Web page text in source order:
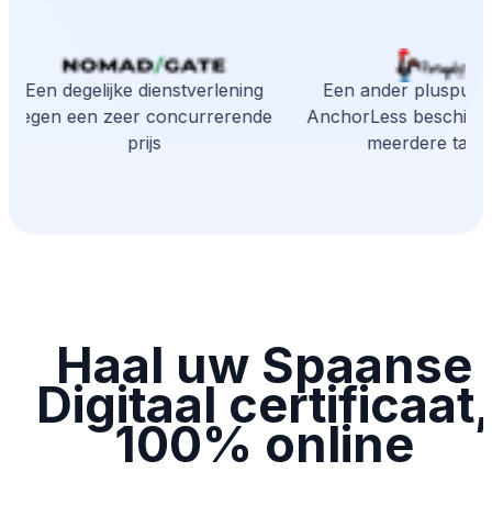
Een degelijke dienstverlening
tegen een zeer concurrerende
prijs
Een ander pluspunt
AnchorLess
meerdere talen
Haal uw Spaanse
Digitaal certificaat,
100% online